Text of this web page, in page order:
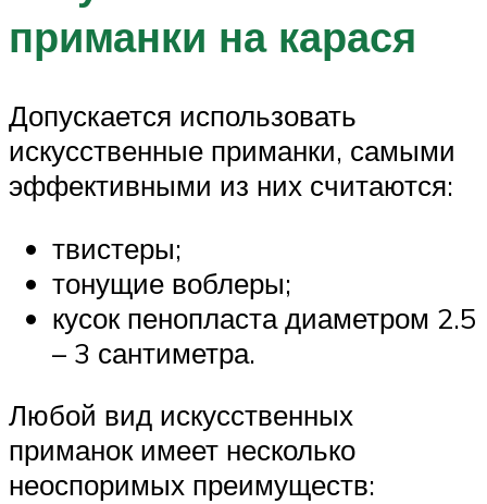
приманки на карася
Допускается использовать
искусственные приманки, самыми
эффективными из них считаются:
твистеры;
тонущие воблеры;
кусок пенопласта диаметром 2.5
– 3 сантиметра.
Любой вид искусственных
приманок имеет несколько
неоспоримых преимуществ: